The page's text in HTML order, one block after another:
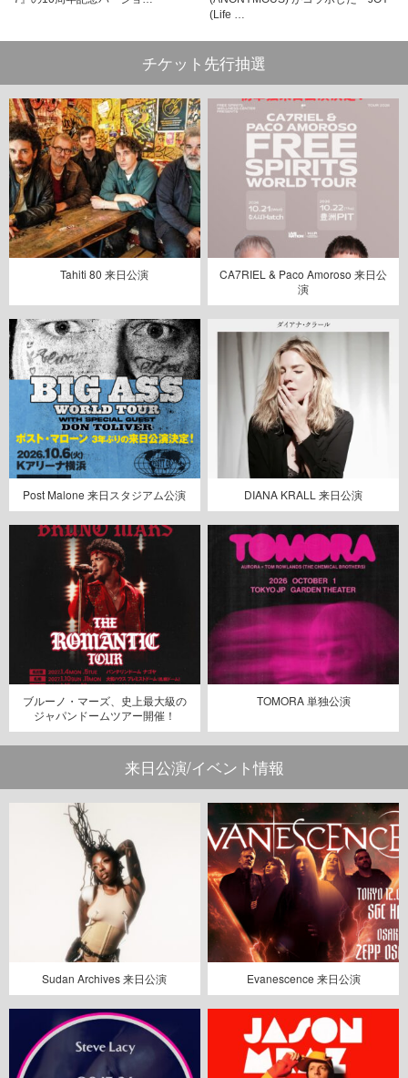
(Life …
チケット先行抽選
Tahiti 80 来日公演
CA7RIEL & Paco Amoroso 来日公
演
Post Malone 来日スタジアム公演 DIANA KRALL 来日公演
ブルーノ・マーズ、史上最大級の
ジャパンドームツアー開催！
TOMORA 単独公演
来日公演/イベント情報
Sudan Archives 来日公演 Evanescence 来日公演